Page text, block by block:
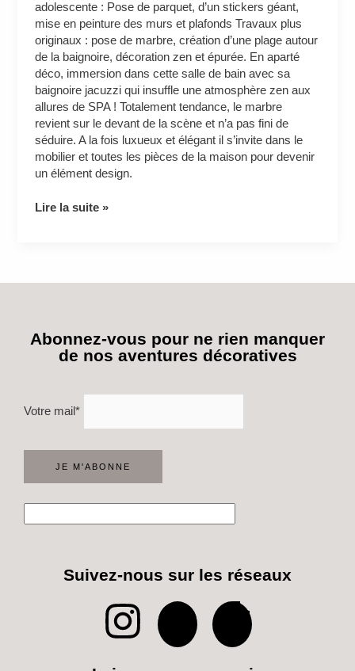
adolescente : Pose de parquet, d’un stickers géant,
mise en peinture des murs et plafonds Travaux plus
originaux : pose de marbre, création d’une plage autour
de la baignoire, décoration zen et épurée. En aparté
déco, immersion dans cette salle de bain avec sa
baignoire jacuzzi qui insuffle une atmosphère zen aux
allures de SPA ! Totalement tendance, le marbre
revient sur le devant de la scène et n’a pas fini de
séduire. A la fois luxueux et élégant il s’invite dans le
mobilier et toutes les pièces de la maison pour devenir
un élément design.
Lire la suite »
Abonnez-vous pour ne rien manquer
de nos aventures décoratives
Votre mail*
Suivez-nous sur les réseaux
I
n
P
T